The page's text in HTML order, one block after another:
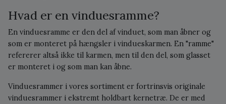
Hvad er en vinduesramme?
En vinduesramme er den del af vinduet, som man åbner og
som er monteret på hængsler i vindueskarmen. En "ramme"
refererer altså ikke til karmen, men til den del, som glasset
er monteret i og som man kan åbne.
Vinduesrammer i vores sortiment er fortrinsvis originale
vinduesrammer i ekstremt holdbart kernetræ. De er med